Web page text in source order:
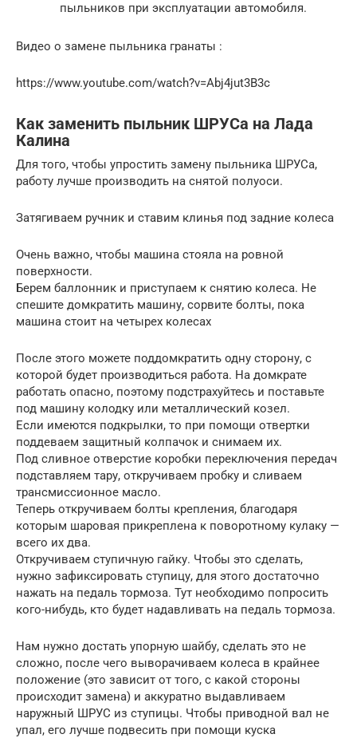
пыльников при эксплуатации автомобиля.
Видео о замене пыльника гранаты :
https://www.youtube.com/watch?v=Abj4jut3B3c
Как заменить пыльник ШРУСа на Лада
Калина
Для того, чтобы упростить замену пыльника ШРУСа,
работу лучше производить на снятой полуоси.
Затягиваем ручник и ставим клинья под задние колеса
Очень важно, чтобы машина стояла на ровной
поверхности.
Берем баллонник и приступаем к снятию колеса. Не
спешите домкратить машину, сорвите болты, пока
машина стоит на четырех колесах
После этого можете поддомкратить одну сторону, с
которой будет производиться работа. На домкрате
работать опасно, поэтому подстрахуйтесь и поставьте
под машину колодку или металлический козел.
Если имеются подкрылки, то при помощи отвертки
поддеваем защитный колпачок и снимаем их.
Под сливное отверстие коробки переключения передач
подставляем тару, откручиваем пробку и сливаем
трансмиссионное масло.
Теперь откручиваем болты крепления, благодаря
которым шаровая прикреплена к поворотному кулаку —
всего их два.
Откручиваем ступичную гайку. Чтобы это сделать,
нужно зафиксировать ступицу, для этого достаточно
нажать на педаль тормоза. Тут необходимо попросить
кого-нибудь, кто будет надавливать на педаль тормоза.
Нам нужно достать упорную шайбу, сделать это не
сложно, после чего выворачиваем колеса в крайнее
положение (это зависит от того, с какой стороны
происходит замена) и аккуратно выдавливаем
наружный ШРУС из ступицы. Чтобы приводной вал не
упал, его лучше подвесить при помощи куска